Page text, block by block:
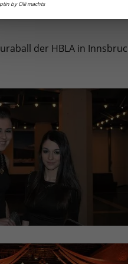
der HBLA in
by Olli machts